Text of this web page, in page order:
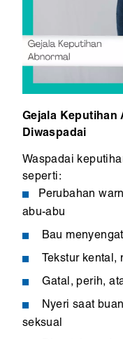
Gejala Keputihan
Diwaspadai
Waspadai
seperti:
Perubahan
abu-abu
Bau
Tekstur
Gatal, perih,
Nyeri saat
seksual